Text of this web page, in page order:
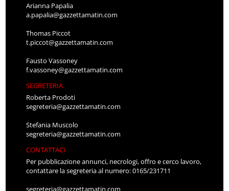
Arianna Papalia
a.papalia@gazzettamatin.com
Thomas Piccot
t.piccot@gazzettamatin.com
Fausto Vassoney
f.vassoney@gazzettamatin.com
SEGRETERIA
Roberta Prodoti
segreteria@gazzettamatin.com
Stefania Muscolo
segreteria@gazzettamatin.com
CONTATTACI
Per pubblicazione annunci, necrologi, offro e cerco lavoro,
contattare la segreteria al numero: 0165/231711
segreteria@gazzettamatin.com